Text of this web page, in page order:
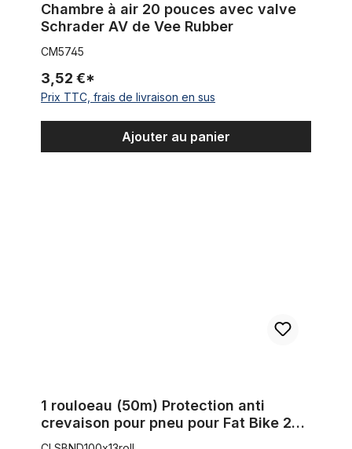
Chambre à air 20 pouces avec valve
Schrader AV de Vee Rubber
CM5745
3,52 €*
Prix TTC, frais de livraison en sus
Ajouter au panier
1 rouloeau (50m) Protection anti
crevaison pour pneu pour Fat Bike 20-
29 pouces / largeur 100 mm